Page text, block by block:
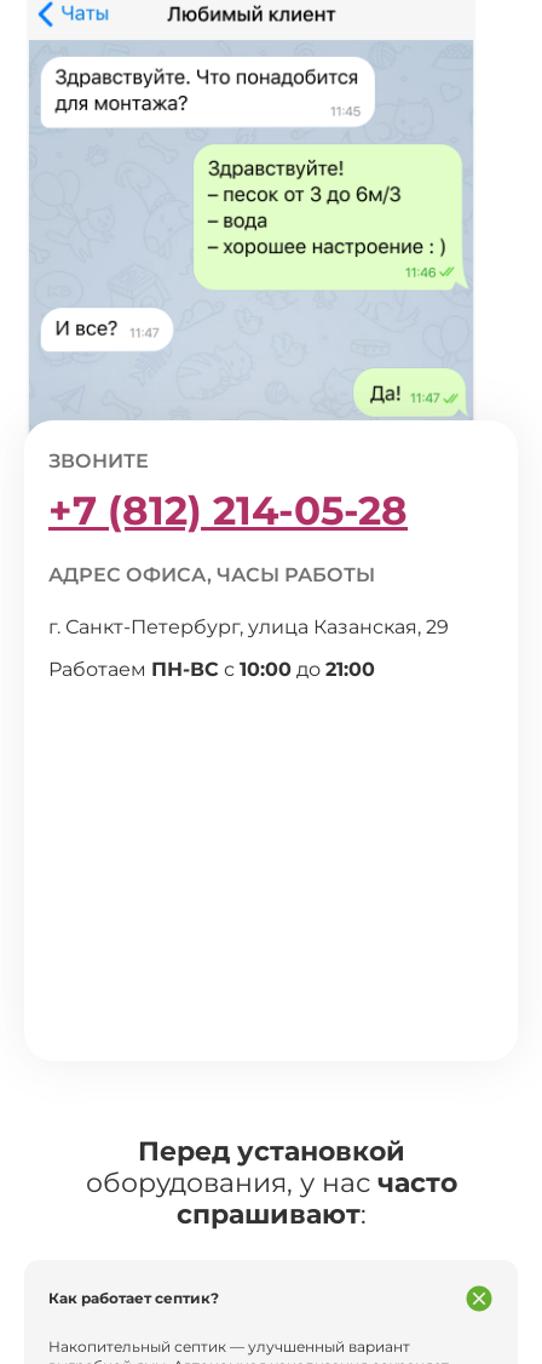
ЗВОНИТЕ
+7 (812) 214-05-28
АДРЕС ОФИСА, ЧАСЫ РАБОТЫ
г. Санкт-Петербург, улица Казанская, 29
Работаем ПН-ВС с 10:00 до 21:00
Перед установкой
оборудования, у нас часто
спрашивают:
Как работает септик?
Накопительный септик — улучшенный вариант